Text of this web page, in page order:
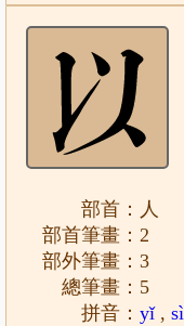
部首：人
部首筆畫：2
部外筆畫：3
總筆畫：5
拼音：yǐ,sì